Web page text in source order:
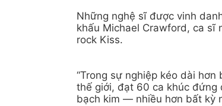
Những nghệ sĩ được vinh
khấu Michael Crawford, ca sĩ
rock Kiss.
“Trong sự nghiệp kéo dài
thế giới, đạt 60 ca khúc đứng
bạch kim — nhiều hơn bất kỳ